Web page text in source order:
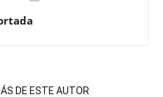
DE ESTE AUTOR